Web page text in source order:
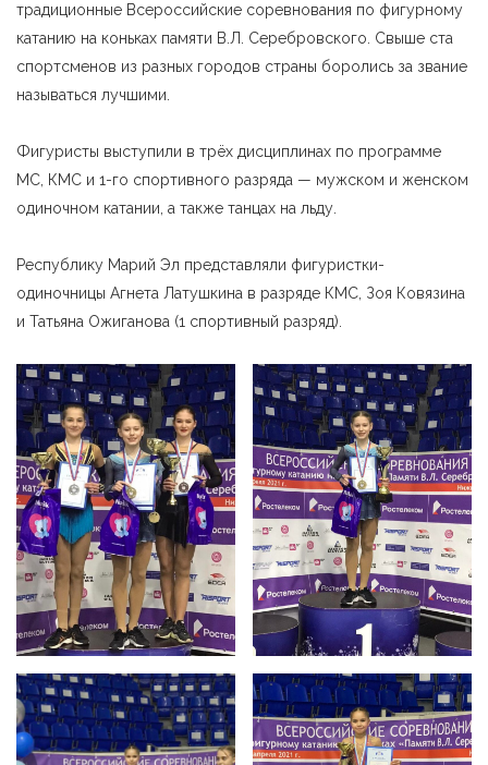
традиционные Всероссийские соревнования по фигурному
катанию на коньках памяти В.Л. Серебровского. Свыше ста
спортсменов из разных городов страны боролись за звание
называться лучшими.
Фигуристы выступили в трёх дисциплинах по программе
МС, КМС и 1-го спортивного разряда — мужском и женском
одиночном катании, а также танцах на льду.
Республику Марий Эл представляли фигуристки-
одиночницы Агнета Латушкина в разряде КМС, Зоя Ковязина
и Татьяна Ожиганова (1 спортивный разряд).